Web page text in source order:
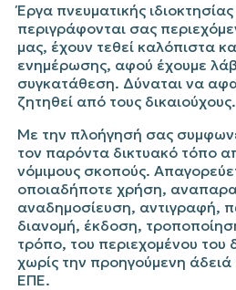
Έργα πνευματικής
περιγράφονται σας
μας, έχουν τεθεί καλόπιστα
ενημέρωσης, αφού έχουμε
συγκατάθεση. Δύναται να
ζητηθεί από τους δικαιούχους.
Με την πλοήγησή σας
τον παρόντα δικτυακό τόπο
νόμιμους σκοπούς.
οποιαδήποτε χρήση,
αναδημοσίευση, αντιγραφή,
διανομή, έκδοση,
τρόπο, του περιεχομένου του
χωρίς την προηγούμενη άδειά
ΕΠΕ.